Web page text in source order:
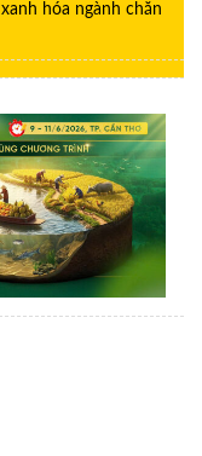
hóa ngành chăn